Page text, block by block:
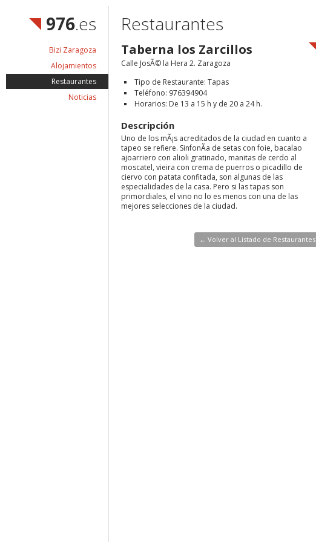
976.es
Bizi Zaragoza
Alojamientos
Restaurantes
Noticias
Restaurantes
Taberna los Zarcillos
Calle JosÃ© la Hera 2. Zaragoza
Tipo de Restaurante: Tapas
Teléfono: 976394904
Horarios: De 13 a 15 h y de 20 a 24 h.
Descripción
Uno de los mÃ¡s acreditados de la ciudad en cuanto a
tapeo se refiere. SinfonÃ­a de setas con foie, bacalao
ajoarriero con alioli gratinado, manitas de cerdo al
moscatel, vieira con crema de puerros o picadillo de
ciervo con patata confitada, son algunas de las
especialidades de la casa. Pero si las tapas son
primordiales, el vino no lo es menos con una de las
mejores selecciones de la ciudad.
← Volver al Listado de Restaurantes